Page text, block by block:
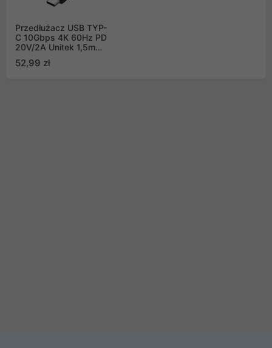
Przedłużacz USB TYP-
C 10Gbps 4K 60Hz PD
20V/2A Unitek 1,5m
52,99 zł